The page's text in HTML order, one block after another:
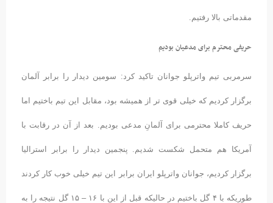
مقدماتی بالا رفتیم.
حریفی محترم برای مدعیان بودیم
سرمربی تیم واترپلو جوانان تاکید کرد: سومین دیدار را برابر آلمان
برگزار کردیم که خیلی قوی تر از همیشه بود، مقابل این تیم باختیم اما
حریف کاملا محترمی برای آلمانِ مدعی بودیم. بعد از آن در رقابت با
آمریکا هم متحمل شکست شدیم. پنجمین دیدار را برابر استرالیا
برگزار کردیم، جوانان واترپلو ایران برابر این تیم خیلی خوب کار کردند
طوریکه با ۴ گل باختیم در حالیکه قبل از این با ۱۶ – ۱۵ گل نتیجه را به